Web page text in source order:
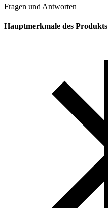
Fragen und Antworten
Hauptmerkmale des Produkts